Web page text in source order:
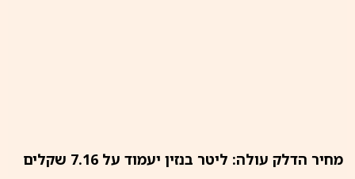
מחיר הדלק עולה: ליטר בנזין יעמוד על 7.16 שקלים